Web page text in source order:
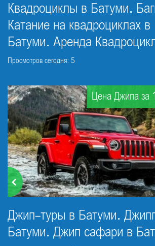
Квадроциклы в Батуми.
Катание на квадроциклах в
Батуми. Аренда
Просмотров сегодня: 5
Цена Джипа за
Джип-туры в Батуми.
Батуми. Джип сафари в